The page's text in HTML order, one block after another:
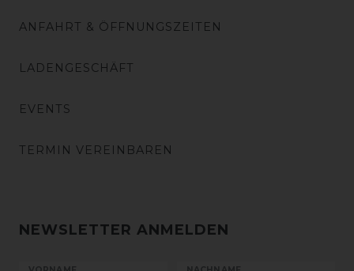
ANFAHRT & ÖFFNUNGSZEITEN
LADENGESCHÄFT
EVENTS
TERMIN VEREINBAREN
NEWSLETTER ANMELDEN